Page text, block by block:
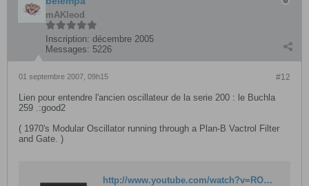
mAKleod
Inscription: décembre 2005
Messages: 5226
#12
01 septembre 2007, 09h15
Lien pour entendre l'ancien oscillateur de la serie 200 : le Buchla
259 .:good2
( 1970's Modular Oscillator running through a Plan-B Vactrol Filter
and Gate. )
http://www.youtube.com/watch?v=RO5qRyzYZXk